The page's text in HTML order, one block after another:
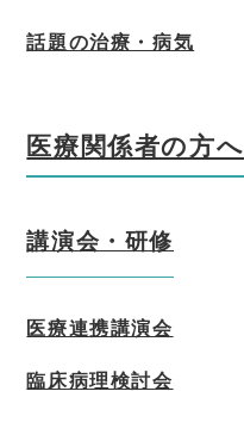
話題の治療・病気
医療関係者の方へ
講演会・研修
医療連携講演会
臨床病理検討会